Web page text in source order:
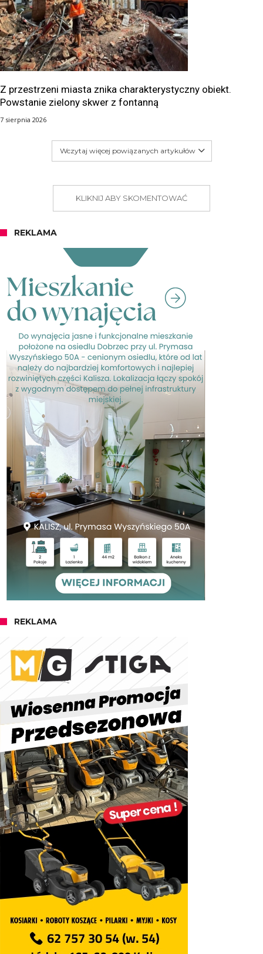
Z przestrzeni miasta znika charakterystyczny obiekt.
Powstanie zielony skwer z fontanną
7 sierpnia 2026
Wczytaj więcej powiązanych artykułów
KLIKNIJ ABY SKOMENTOWAĆ
REKLAMA
REKLAMA